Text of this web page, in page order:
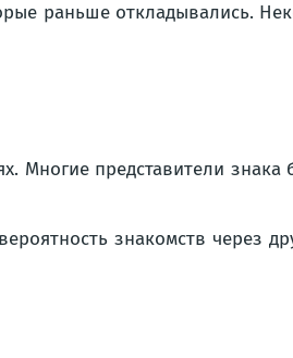
раньше откладывались.
Многие представители знака
знакомств через